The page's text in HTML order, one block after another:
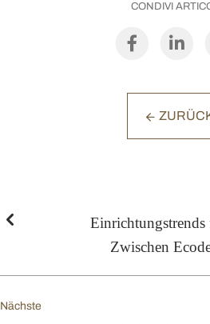
CONDIVI
Zwischen
Nächste